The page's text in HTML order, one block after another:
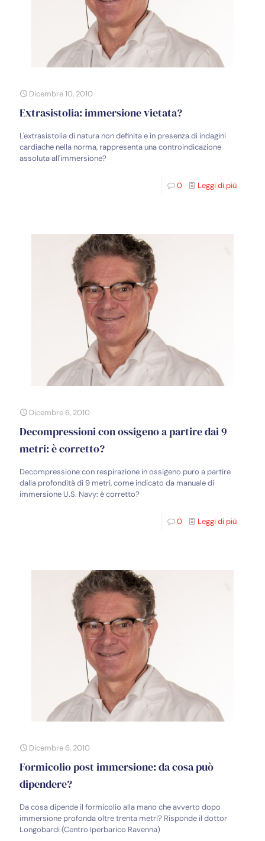
Dicembre 10, 2010
Extrasistolia: immersione vietata?
L'extrasistolia di natura non definita e in presenza di indagini
cardiache nella norma, rappresenta una controindicazione
assoluta all'immersione?
0 Leggi di più
Dicembre 6, 2010
Decompressioni con ossigeno a partire dai 9
metri: è corretto?
Decompressione con respirazione in ossigeno puro a partire
dalla profondità di 9 metri, come indicato da manuale di
immersione U.S. Navy: è corretto?
0 Leggi di più
Dicembre 6, 2010
Formicolio post immersione: da cosa può
dipendere?
Da cosa dipende il formicolio alla mano che avverto dopo
immersione profonda oltre trenta metri? Risponde il dottor
Longobardi (Centro Iperbarico Ravenna)